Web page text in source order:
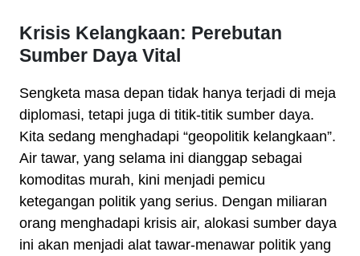
Krisis Kelangkaan: Perebutan
Sumber Daya Vital
Sengketa masa depan tidak hanya terjadi di meja
diplomasi, tetapi juga di titik-titik sumber daya.
Kita sedang menghadapi “geopolitik kelangkaan”.
Air tawar, yang selama ini dianggap sebagai
komoditas murah, kini menjadi pemicu
ketegangan politik yang serius. Dengan miliaran
orang menghadapi krisis air, alokasi sumber daya
ini akan menjadi alat tawar-menawar politik yang